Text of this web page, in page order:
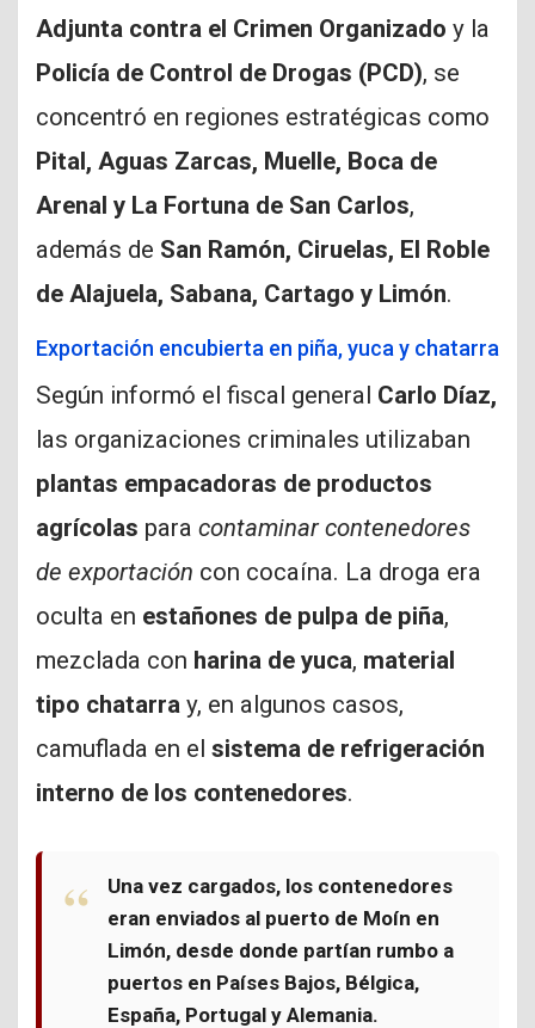
Adjunta contra el Crimen Organizado y la
Policía de Control de Drogas (PCD), se
concentró en regiones estratégicas como
Pital, Aguas Zarcas, Muelle, Boca de
Arenal y La Fortuna de San Carlos,
además de San Ramón, Ciruelas, El Roble
de Alajuela, Sabana, Cartago y Limón.
Exportación encubierta en piña, yuca y chatarra
Según informó el fiscal general Carlo Díaz,
las organizaciones criminales utilizaban
plantas empacadoras de productos
agrícolas para contaminar contenedores
de exportación con cocaína. La droga era
oculta en estañones de pulpa de piña,
mezclada con harina de yuca, material
tipo chatarra y, en algunos casos,
camuflada en el sistema de refrigeración
interno de los contenedores.
Una vez cargados, los contenedores
eran enviados al puerto de Moín en
Limón, desde donde partían rumbo a
puertos en Países Bajos, Bélgica,
España, Portugal y Alemania.